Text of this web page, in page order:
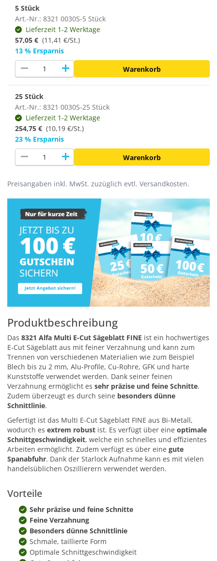
5 Stück
Art.-Nr.: 8321 0030S-5 Stück
Lieferzeit 1-2 Werktage
57,05 € (11,41 €/St.)
13 % Ersparnis
remove add Warenkorb
25 Stück
Art.-Nr.: 8321 0030S-25 Stück
Lieferzeit 1-2 Werktage
254,75 € (10,19 €/St.)
23 % Ersparnis
remove add Warenkorb
Preisangaben inkl. MwSt. zuzüglich evtl. Versandkosten.
Produktbeschreibung
Das 8321 Alfa Multi E-Cut Sägeblatt FINE ist ein hochwertiges
E-Cut Sägeblatt aus mit feiner Verzahnung und kann zum
Trennen von verschiedenen Materialien wie zum Beispiel
Blech bis zu 2 mm, Alu-Profile, Cu-Rohre, GFK und harte
Kunststoffe verwendet werden. Dank seiner feinen
Verzahnung ermöglicht es sehr präzise und feine Schnitte.
Zudem überzeugt es durch seine besonders dünne
Schnittlinie.
Gefertigt ist das Multi E-Cut Sägeblatt FINE aus Bi-Metall,
wodurch es extrem robust ist. Es verfügt über eine optimale
Schnittgeschwindigkeit, welche ein schnelles und effizientes
Arbeiten ermöglicht. Zudem verfügt es über eine gute
Spanabfuhr. Dank der Starlock Aufnahme kann es mit vielen
handelsüblichen Oszillierern verwendet werden.
Vorteile
Sehr präzise und feine Schnitte
Feine Verzahnung
Besonders dünne Schnittlinie
Schmale, taillierte Form
Optimale Schnittgeschwindigkeit